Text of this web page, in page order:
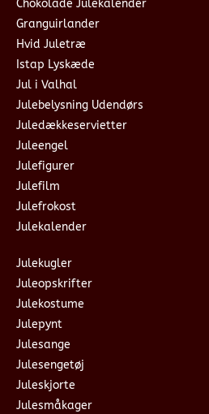
Chokolade Julekalender
Granguirlander
Hvid Juletræ
Istap Lyskæde
Jul i Valhal
Julebelysning Udendørs
Juledækkeservietter
Juleengel
Julefigurer
Julefilm
Julefrokost
Julekalender
Julekugler
Juleopskrifter
Julekostume
Julepynt
Julesange
Julesengetøj
Juleskjorte
Julesmåkager